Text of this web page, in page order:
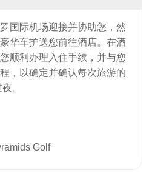
国际机场迎接并协助您，然
华车护送您前往酒店。在酒
顺利办理入住手续，并与您
，以确定并确认每次旅游的
。
Golf